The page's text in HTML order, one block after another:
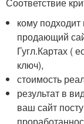
кому подходит
продающий
Гугл.Картах (
ключ),
стоимость
результат в
ваш сайт